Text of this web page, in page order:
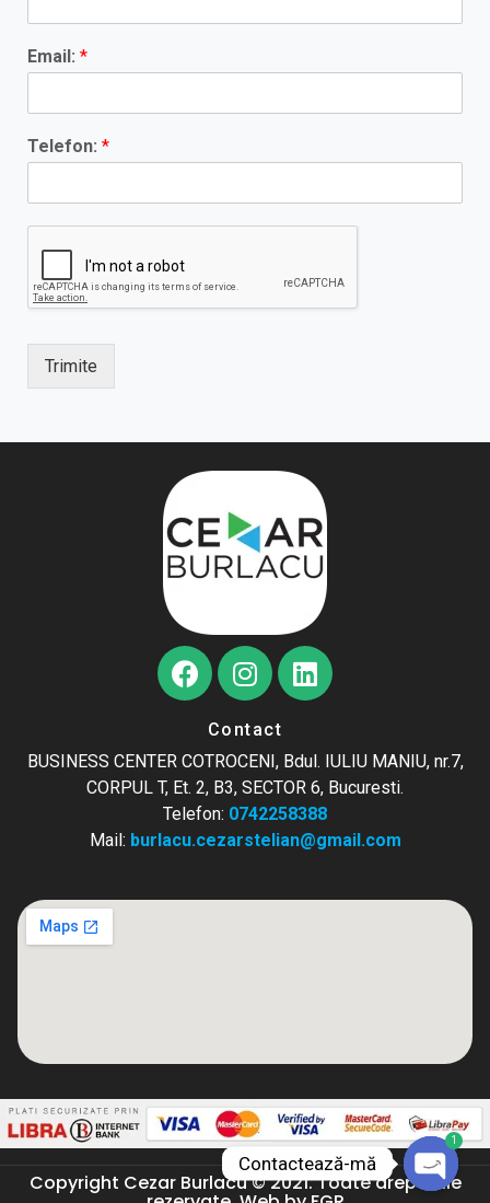
Email: *
Telefon: *
Trimite
Contact
BUSINESS CENTER COTROCENI, Bdul. IULIU MANIU, nr.7,
CORPUL T, Et. 2, B3, SECTOR 6, Bucuresti.
Telefon: 0742258388
Mail: burlacu.cezarstelian@gmail.com
Copyright Cezar Burlacu © 2021. Toate drepturile
Contactează-mă
1